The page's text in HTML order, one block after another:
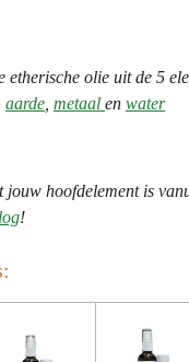
etherische olie uit de 5
aarde metaal en water
jouw hoofdelement is
!